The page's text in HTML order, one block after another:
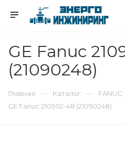
GE Fanuc
(21090248)
Главная — Каталог — FANUC
GE Fanuc 210902-48 (21090248)